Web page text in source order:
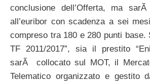
conclusione dell’Offerta, ma
all’euribor con scadenza a sei
compreso tra 180 e 280 punti base.
TF 2011/2017”, sia il prestito
sarÃ collocato sul MOT, il
Telematico organizzato e gestito